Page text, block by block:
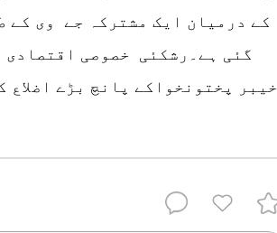
گئی ہے۔رشکئی خصوصی
خیبر پختونخواکے پانچ بڑے